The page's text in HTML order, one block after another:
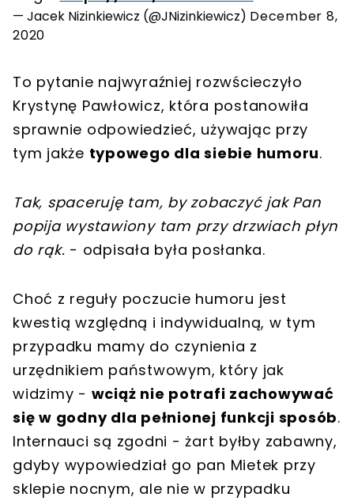
— Jacek Nizinkiewicz (@JNizinkiewicz) December 8,
2020
To pytanie najwyraźniej rozwścieczyło
Krystynę Pawłowicz, która postanowiła
sprawnie odpowiedzieć, używając przy
tym jakże typowego dla siebie humoru.
Tak, spaceruję tam, by zobaczyć jak Pan
popija wystawiony tam przy drzwiach płyn
do rąk. - odpisała była posłanka.
Choć z reguły poczucie humoru jest
kwestią względną i indywidualną, w tym
przypadku mamy do czynienia z
urzędnikiem państwowym, który jak
widzimy - wciąż nie potrafi zachowywać
się w godny dla pełnionej funkcji sposób.
Internauci są zgodni - żart byłby zabawny,
gdyby wypowiedział go pan Mietek przy
sklepie nocnym, ale nie w przypadku